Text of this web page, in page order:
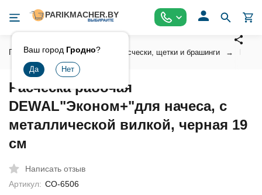
Ваш город Гродно?
Главная Инструмент Расчески, щетки и брашинги
Расческа рабочая
DEWAL"Эконом+"для начеса, с
металлической вилкой, черная 19
см
Написать отзыв
Артикул: CO-6506